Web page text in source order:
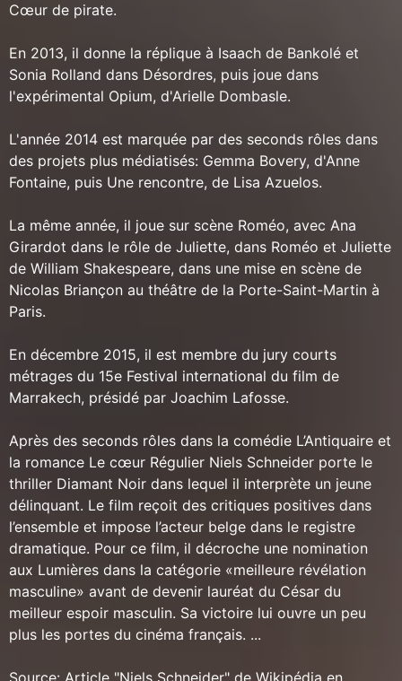
Cœur de pirate.
En 2013, il donne la réplique à Isaach de Bankolé et
Sonia Rolland dans Désordres, puis joue dans
l'expérimental Opium, d'Arielle Dombasle.
L'année 2014 est marquée par des seconds rôles dans
des projets plus médiatisés: Gemma Bovery, d'Anne
Fontaine, puis Une rencontre, de Lisa Azuelos.
La même année, il joue sur scène Roméo, avec Ana
Girardot dans le rôle de Juliette, dans Roméo et Juliette
de William Shakespeare, dans une mise en scène de
Nicolas Briançon au théâtre de la Porte-Saint-Martin à
Paris.
En décembre 2015, il est membre du jury courts
métrages du 15e Festival international du film de
Marrakech, présidé par Joachim Lafosse.
Après des seconds rôles dans la comédie L’Antiquaire et
la romance Le cœur Régulier Niels Schneider porte le
thriller Diamant Noir dans lequel il interprète un jeune
délinquant. Le film reçoit des critiques positives dans
l’ensemble et impose l’acteur belge dans le registre
dramatique. Pour ce film, il décroche une nomination
aux Lumières dans la catégorie «meilleure révélation
masculine» avant de devenir lauréat du César du
meilleur espoir masculin. Sa victoire lui ouvre un peu
plus les portes du cinéma français. ...
Source: Article "Niels Schneider" de Wikipédia en